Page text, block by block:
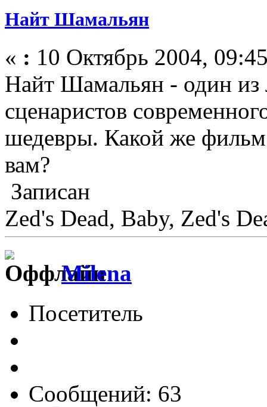
Найт Шамальян
« : 10 Октябрь 2004,
Найт Шамальян - один из
сценаристов
шедевры. Какой же фильм
вам?
Записан
Zed's Dead, Baby, Zed's
Milena
Посетитель
Сообщений: 63